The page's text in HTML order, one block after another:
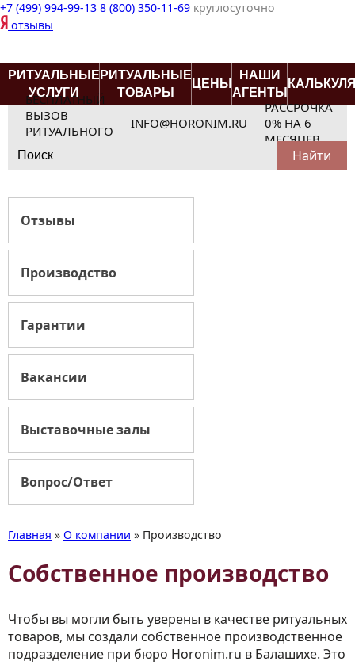
+7 (499) 994-99-13 8 (800) 350-11-69 круглосуточно
отзывы
РИТУАЛЬНЫЕ
УСЛУГИ
РИТУАЛЬНЫЕ
ТОВАРЫ
ЦЕНЫ
НАШИ
АГЕНТЫ
БЕСПЛАТНЫЙ
ВЫЗОВ
РИТУАЛЬНОГО
АГЕНТА
INFO@HORONIM.RU
РАССРОЧКА
0% НА 6
МЕСЯЦЕВ
for:
Отзывы
Производство
Гарантии
Вакансии
Выставочные залы
Вопрос/Ответ
Главная » О компании » Производство
Собственное производство
Чтобы вы могли быть уверены в качестве ритуальных
товаров, мы создали собственное производственное
подразделение при бюро Horonim.ru в Балашихе. Это